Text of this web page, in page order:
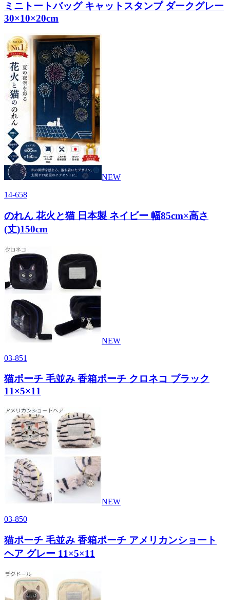
ミニトートバッグ キャットスタンプ ダークグレー
30×10×20cm
NEW
14-658
のれん 花火と猫 日本製 ネイビー 幅85cm×高さ
(丈)150cm
NEW
03-851
猫ポーチ 毛並み 香箱ポーチ クロネコ ブラック
11×5×11
NEW
03-850
猫ポーチ 毛並み 香箱ポーチ アメリカンショート
ヘア グレー 11×5×11